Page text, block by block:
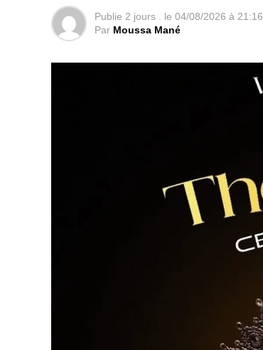
Publie 2 jours . le 04/08/2026 à 21:16
Par Moussa Mané